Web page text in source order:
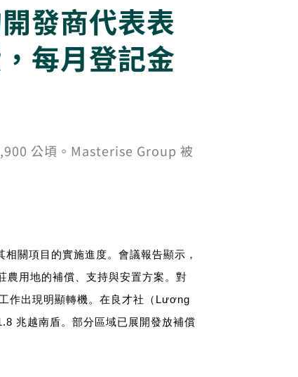
發商代表表
每月登記金
公頃。Masterise Group 被
關項目的實施進度。會議報告顯示，
用地的補償、支持與安置方案。 對
作出現明顯轉機。在良才社（Lương
兆越南盾。部分區域已展開發放補償